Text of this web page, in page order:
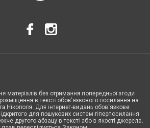
матеріалів без отримання попередньої згоди
в тексті обов'язкового посилання на
Нікополя. Для інтернет-видань обов'язкове
для пошукових систем гіперпосилання
другого абзацу в тексті або в якості джерела.